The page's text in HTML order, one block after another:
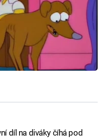
díl na diváky číhá pod